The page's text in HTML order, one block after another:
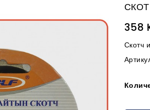
358
Скотч